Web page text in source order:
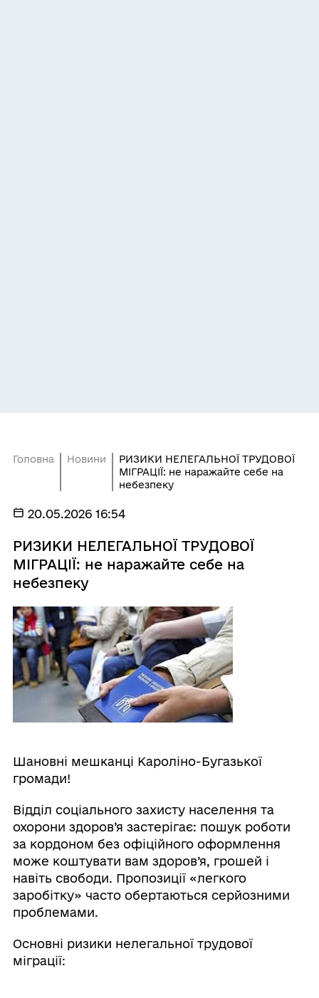
Головна Новини
РИЗИКИ НЕЛЕГАЛЬНОЇ ТРУДОВОЇ
МІГРАЦІЇ: не наражайте себе на
небезпеку
20.05.2026 16:54
РИЗИКИ НЕЛЕГАЛЬНОЇ ТРУДОВОЇ
МІГРАЦІЇ: не наражайте себе на
небезпеку
Шановні мешканці Кароліно-Бугазької
громади!
Відділ соціального захисту населення та
охорони здоров’я застерігає: пошук роботи
за кордоном без офіційного оформлення
може коштувати вам здоров’я, грошей і
навіть свободи. Пропозиції «легкого
заробітку» часто обертаються серйозними
проблемами.
Основні ризики нелегальної трудової
міграції: